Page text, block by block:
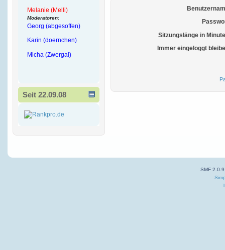
Melanie (Melli)
Moderatoren:
Georg (abgesoffen)
Karin (doernchen)
Micha (Zwergal)
Seit 22.09.08
Sitzungslänge in
Immer eingeloggt
SMF 2.0.9